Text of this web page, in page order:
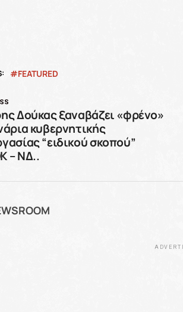
FEATURED
Δούκας ξαναβάζει «φρένο»
κυβερνητικής
“ειδικού σκοπού”
– ΝΔ..